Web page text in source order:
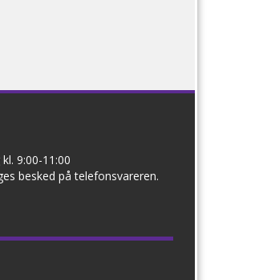
9:00-11:00
besked på telefonsvareren.